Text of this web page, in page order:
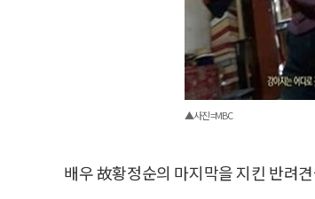
▲사진=MBC
배우 故황정순의 마지막을 지킨 반려